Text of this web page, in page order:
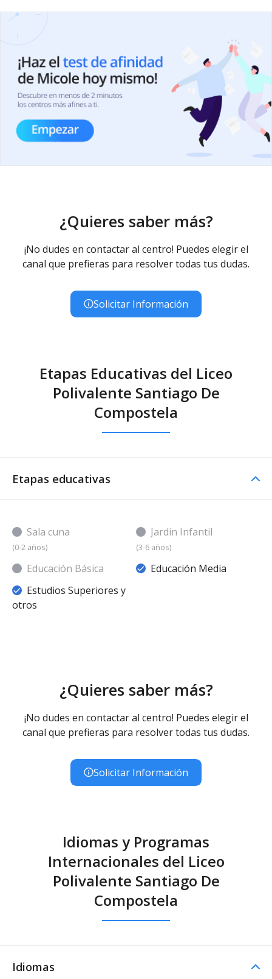
¿Quieres saber más?
¡No dudes en contactar al centro! Puedes elegir el
canal que prefieras para resolver todas tus dudas.
Solicitar Información
Etapas Educativas del Liceo
Polivalente Santiago De
Compostela
Etapas educativas
Sala cuna
(0-2 años)
Jardin Infantil
(3-6 años)
Educación Básica
Educación Media
Estudios Superiores y
otros
¿Quieres saber más?
¡No dudes en contactar al centro! Puedes elegir el
canal que prefieras para resolver todas tus dudas.
Solicitar Información
Idiomas y Programas
Internacionales del Liceo
Polivalente Santiago De
Compostela
Idiomas